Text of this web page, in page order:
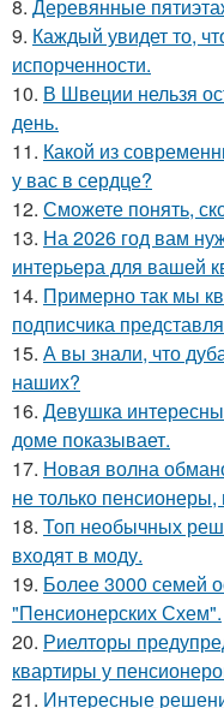
8. Деревянные
9. Каждый увидет то,
испорченности.
10. В Швеции нельзя
день.
11. Какой из
у вас в сердце?
12. Сможете понять,
13. На 2026 год вам
интерьера для вашей
14. Примерно так мы
подписчика
15. А вы знали, что
наших?
16. Девушка
доме показывает.
17. Новая волна
не только
18. Топ необычных
входят в моду.
19. Более 3000 семей
"Пенсионерских Схем".
20. Риелторы
квартиры у
21. Интересные